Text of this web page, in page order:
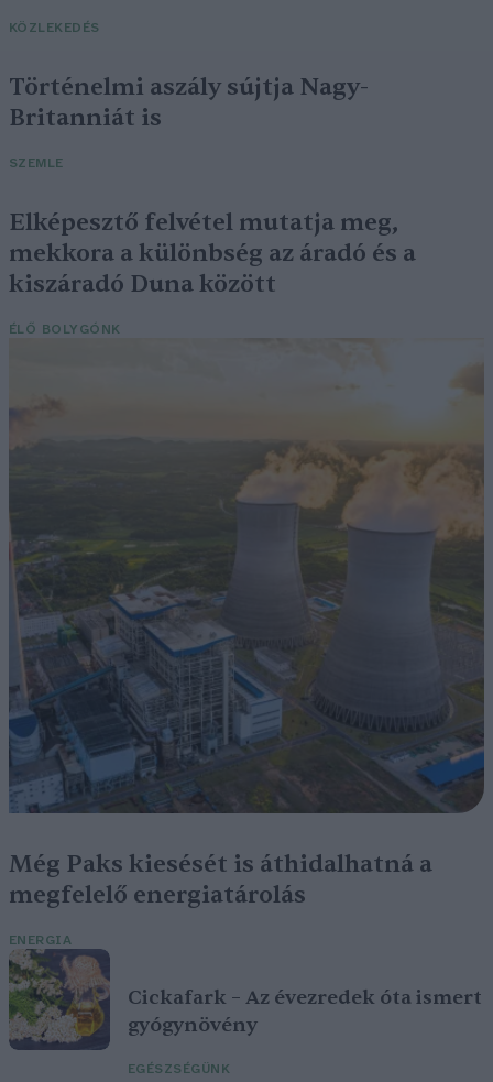
KÖZLEKEDÉS
Történelmi aszály sújtja Nagy-
Britanniát is
SZEMLE
Elképesztő felvétel mutatja meg,
mekkora a különbség az áradó és a
kiszáradó Duna között
ÉLŐ BOLYGÓNK
Még Paks kiesését is áthidalhatná a
megfelelő energiatárolás
ENERGIA
Cickafark – Az évezredek óta ismert
gyógynövény
EGÉSZSÉGÜNK